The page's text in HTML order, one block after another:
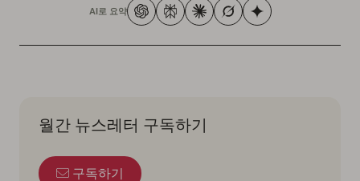
AI로 요약
월간 뉴스레터 구독하기
구독하기